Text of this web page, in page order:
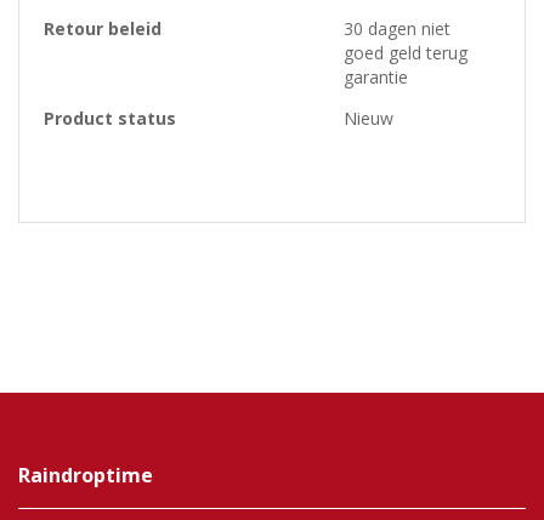
Retour beleid
30 dagen niet
goed geld terug
garantie
Product status
Nieuw
Raindroptime